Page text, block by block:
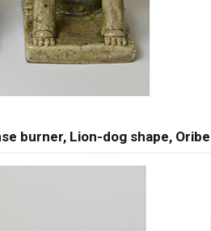
burner, Lion-dog shape, Oribe